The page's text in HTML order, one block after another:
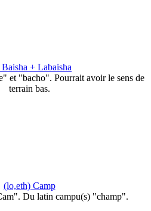
+ Labaisha
et "bacho". Pourrait avoir le sens de
terrain bas.
(lo,eth) Camp
Du latin campu(s) "champ".